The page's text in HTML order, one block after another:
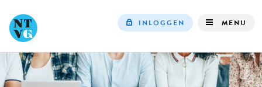
navigation
INLOGGEN MENU